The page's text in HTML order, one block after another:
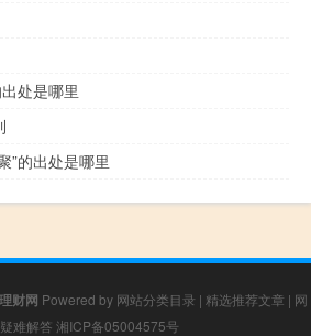
处是哪里
”的出处是哪里
财网 Powered by 网站分类目录 | 精选推荐文章 | 网
疑难解答 湘ICP备05004575号